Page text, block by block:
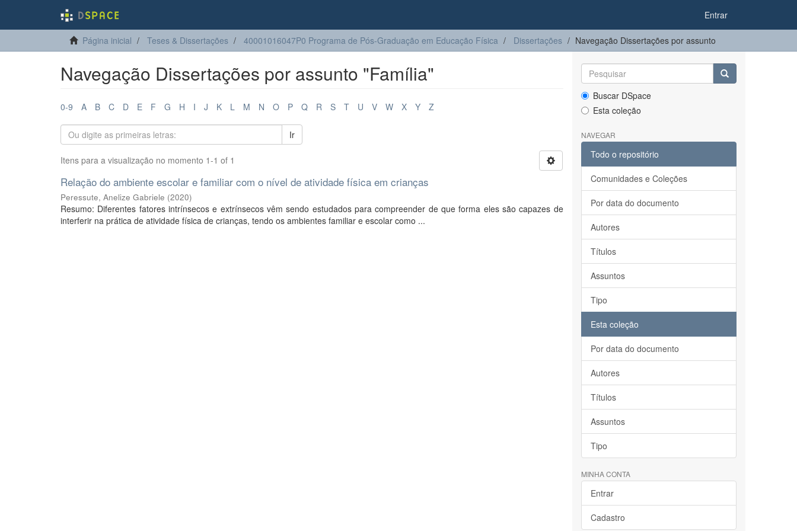
Entrar
Página inicial Teses & Dissertações 40001016047P0 Programa de Pós-Graduação em Educação Física Dissertações Navegação Dissertações por assunto
Navegação Dissertações por assunto "Família"
0-9 A B C D E F G H I J K L M N O P Q R S T U V W X Y Z
Ir
Itens para a visualização no momento 1-1 of 1
Relação do ambiente escolar e familiar com o nível de atividade física em crianças
Peressute, Anelize Gabriele (2020)
Resumo: Diferentes fatores intrínsecos e extrínsecos vêm sendo estudados para compreender de que forma eles são capazes de
interferir na prática de atividade física de crianças, tendo os ambientes familiar e escolar como ...
Buscar DSpace
Esta coleção
NAVEGAR
Todo o repositório
Comunidades e Coleções
Por data do documento
Autores
Títulos
Assuntos
Tipo
Esta coleção
Por data do documento
Autores
Títulos
Assuntos
Tipo
MINHA CONTA
Entrar
Cadastro